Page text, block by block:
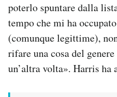
Newsletter
Notifiche mobile
Regala il Post
Hai bisogno di aiuto?
Esci
poterlo spuntare dalla
tempo che mi ha
(comunque legittime),
rifare una cosa del
un’altra volta». Harris ha